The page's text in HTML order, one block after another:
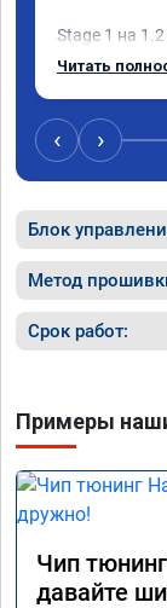
Stage 1 на
хочет
Машина
нажатие
старте.
Расход
спокойной
так как
от 17.01.26.
Читать
‹ ›
Блок
Метод
Срок работ:
Примеры
Чип
давайте